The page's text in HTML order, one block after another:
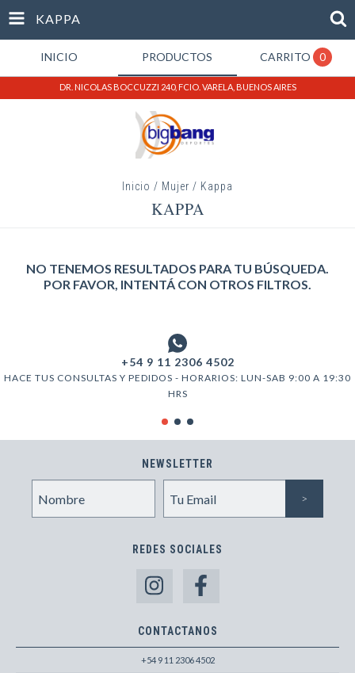
KAPPA
INICIO PRODUCTOS CARRITO 0
DR. NICOLAS BOCCUZZI 240, FCIO. VARELA, BUENOS AIRES
Inicio / Mujer / Kappa
KAPPA
NO TENEMOS RESULTADOS PARA TU BÚSQUEDA.
POR FAVOR, INTENTÁ CON OTROS FILTROS.
+54 9 11 2306 4502
HACE TUS CONSULTAS Y PEDIDOS - HORARIOS: LUN-SAB 9:00 A 19:30
HRS
NEWSLETTER
REDES SOCIALES
CONTACTANOS
+54 9 11 2306 4502